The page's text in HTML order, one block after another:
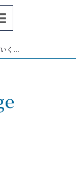
く...